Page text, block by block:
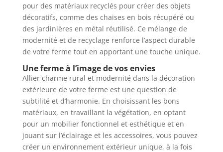
pour des matériaux recyclés pour créer des objets
décoratifs, comme des chaises en bois récupéré ou
des jardinières en métal réutilisé. Ce mélange de
modernité et de recyclage renforce l’aspect durable
de votre ferme tout en apportant une touche unique.
Une ferme à l’image de vos envies
Allier charme rural et modernité dans la décoration
extérieure de votre ferme est une question de
subtilité et d’harmonie. En choisissant les bons
matériaux, en travaillant la végétation, en optant
pour un mobilier fonctionnel et esthétique et en
jouant sur l’éclairage et les accessoires, vous pouvez
créer un environnement extérieur unique, à la fois